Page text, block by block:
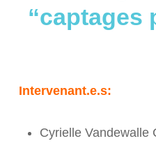
“captages
Intervenant.e.s:
Cyrielle Vandewalle